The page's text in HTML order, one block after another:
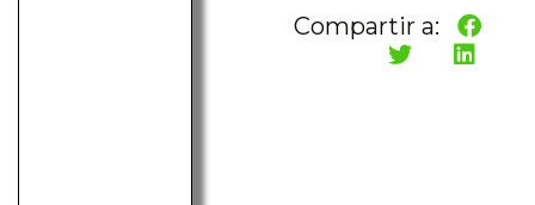
Compartir a: